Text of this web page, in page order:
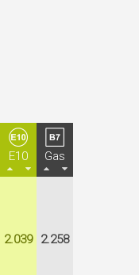
E10
Gas
2.039 2.258